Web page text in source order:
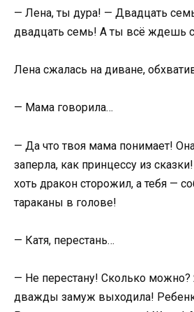
— Лена, ты дура! — Двадцать
двадцать семь! А ты всё ждешь
Лена сжалась на диване,
— Мама говорила…
— Да что твоя мама понимает!
заперла, как принцессу из
хоть дракон сторожил, а тебя —
тараканы в голове!
— Катя, перестань…
— Не перестану! Сколько можно?
дважды замуж выходила!